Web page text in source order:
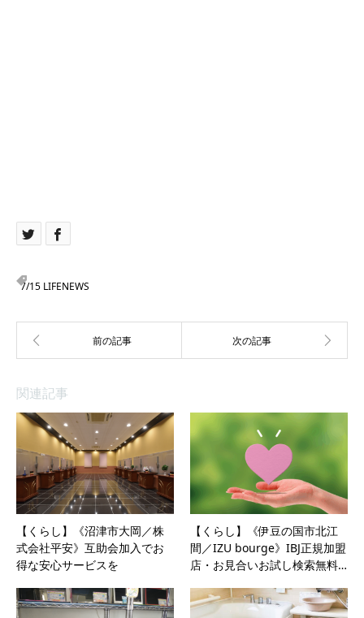
7/15 LIFENEWS
関連記事
【くらし】《沼津市大岡／株
式会社平安》互助会加入でお
得な安心サービスを
【くらし】《伊豆の国市北江
間／IZU bourge》IBJ正規加盟
店・お見合いお試し検索無料…